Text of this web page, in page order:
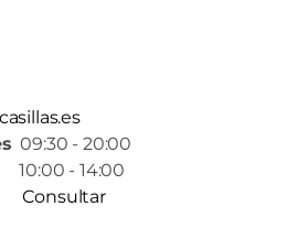
09:30 - 20:00
- 14:00
Consultar